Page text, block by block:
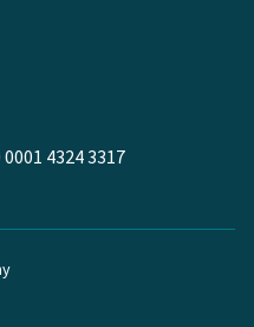
4324 3317